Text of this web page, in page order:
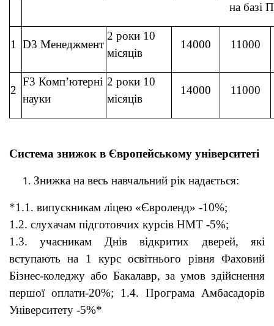
на базі
1 D3 Менеджмент
2 роки 10
місяців
14000 11000
2
F3 Комп’ютерні
науки
2 роки 10
місяців
14000 11000
Система знижок в Європейському університеті
Знижка на весь навчальний рік надається:
*1.1. випускникам ліцею «Євроленд» -10%;
1.2. слухачам підготовчих курсів НМТ -5%;
1.3. учасникам Днів відкритих дверей, які
вступають на 1 курс освітнього рівня Фаховий
Бізнес-коледжу або Бакалавр, за умов здійснення
першої оплати-20%; 1.4. Програма Амбасадорів
Університету -5%*